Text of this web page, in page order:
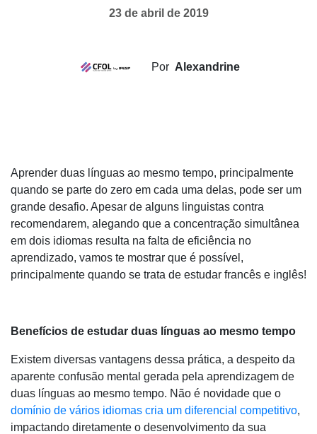
23 de abril de 2019
Por Alexandrine
Aprender duas línguas ao mesmo tempo, principalmente
quando se parte do zero em cada uma delas, pode ser um
grande desafio. Apesar de alguns linguistas contra
recomendarem, alegando que a concentração simultânea
em dois idiomas resulta na falta de eficiência no
aprendizado, vamos te mostrar que é possível,
principalmente quando se trata de estudar francês e inglês!
Benefícios de estudar duas línguas ao mesmo tempo
Existem diversas vantagens dessa prática, a despeito da
aparente confusão mental gerada pela aprendizagem de
duas línguas ao mesmo tempo. Não é novidade que o
domínio de vários idiomas cria um diferencial competitivo,
impactando diretamente o desenvolvimento da sua